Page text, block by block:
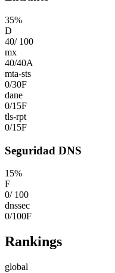
35%
D
40/ 100
mx
40/40A
mta-sts
0/30F
dane
0/15F
tls-rpt
0/15F
Seguridad DNS
15%
F
0/ 100
dnssec
0/100F
Rankings
global